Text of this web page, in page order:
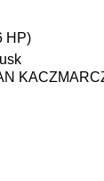
HP)